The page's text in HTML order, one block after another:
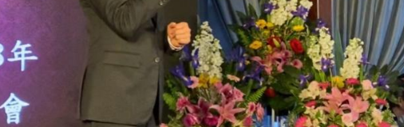
：自由世界 需要台灣，團結合作方能守護繁榮
外交部長林佳龍出席《台灣光華雜誌》50週年慶「見證蛻變，分享世界的光華」開幕式，期許數位轉 型迎向下個50年
者會 說明臺美合作三大戰略方向 盼與民主夥伴共同引領 下一個世代的繁榮
訪，闡述印太安全局勢，籲深化台印尼半導體供應鏈合作